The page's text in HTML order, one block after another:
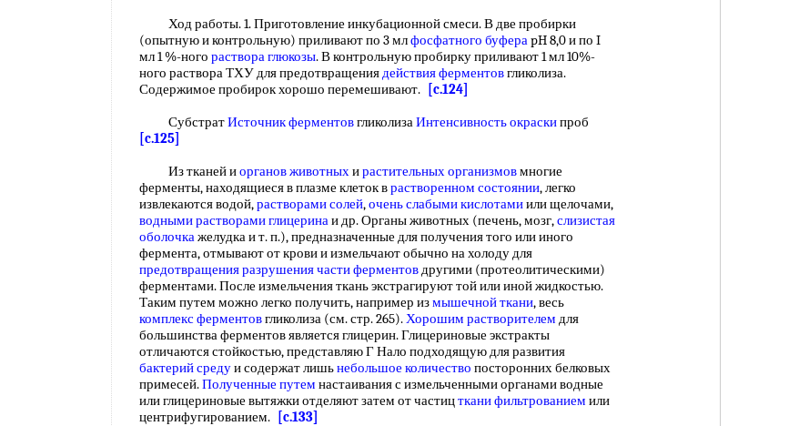
Ход работы. 1. Приготовление инкубационной смеси. В две пробирки
(опытную и контрольную) приливают по 3 млфосфатного буфераpH 8,0 и по I
мл 1 %-ного раствора глюкозы. В контрольную пробирку приливают 1 мл 10%-
ного раствора ТХУ для предотвращениядействия ферментовгликолиза.
Содержимое пробирок хорошо перемешивают.
[c.124]
СубстратИсточник ферментовгликолизаИнтенсивность окраскипроб
[c.125]
Из тканей иорганов животныхирастительных организмовмногие
ферменты, находящиеся в плазме клеток врастворенном состоянии, легко
извлекаются водой,растворами солей,очень слабыми кислотамиили щелочами,
водными растворами глицеринаи др. Органы животных (печень, мозг,слизистая
оболочкажелудка и т. п.), предназначенные для получения того или иного
фермента, отмывают от крови и измельчают обычно на холоду для
предотвращения разрушениячасти ферментовдругими (протеолитическими)
ферментами. После измельчения ткань экстрагируют той или иной жидкостью.
Таким путем можно легко получить, например измышечной ткани, весь
комплекс ферментовгликолиза (см. стр. 265).Хорошим растворителем для
большинства ферментов является глицерин. Глицериновые экстракты
отличаются стойкостью, представляю Г Нало подходящую для развития
бактерий средуи содержат лишьнебольшое количество посторонних белковых
примесей.Полученные путем настаивания с измельченными органами водные
или глицериновые вытяжки отделяют затем от частицткани фильтрованием или
центрифугированием.
[c.133]